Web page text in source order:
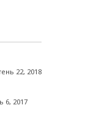
22, 2018
6, 2017